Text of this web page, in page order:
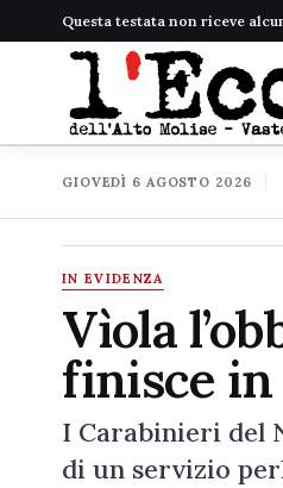
Questa testata non riceve
GIOVEDÌ 6 AGOSTO 2026
IN EVIDENZA
Vìola
finisce
I Carabinieri del
di un servizio